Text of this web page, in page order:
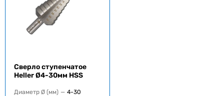
Сверло ступенчатое
Heller Ø4-30мм HSS
Диаметр Ø (мм) — 4-30